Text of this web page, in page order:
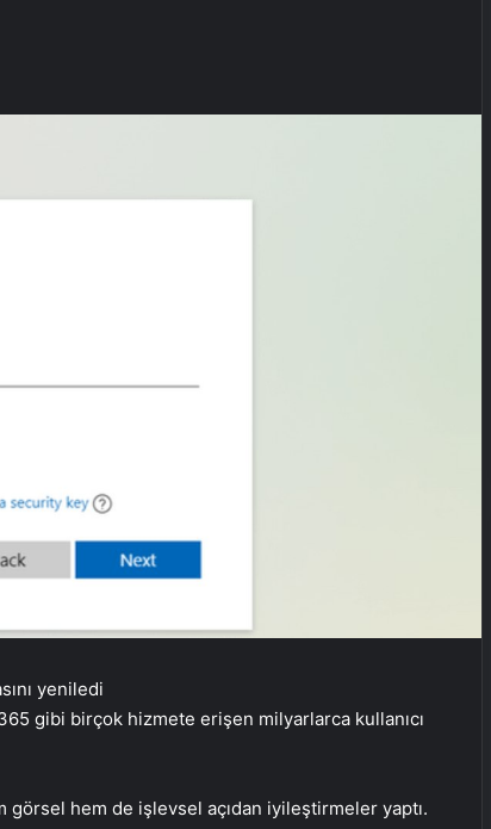
gibi birçok hizmete erişen milyarlarca kullanıcı
hem de işlevsel açıdan iyileştirmeler yaptı.